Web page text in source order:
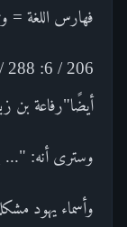
فهارس اللغة =
أيضًا"رفاعة بن
وسترى أنه: "...
وأسماء يهود